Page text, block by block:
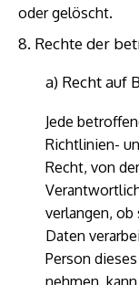
oder gelöscht.
8. Rechte der
a) Recht auf
Jede
Richtlinien-
Recht, von
verlangen,
Daten
Person
nehmen,